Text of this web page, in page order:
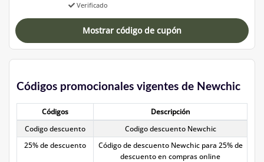
Verificado
Mostrar código de cupón
Códigos promocionales vigentes de Newchic
Códigos
Descripción
Codigo descuento
Codigo descuento Newchic
25% de descuento
Código de descuento Newchic para 25% de
descuento en compras online